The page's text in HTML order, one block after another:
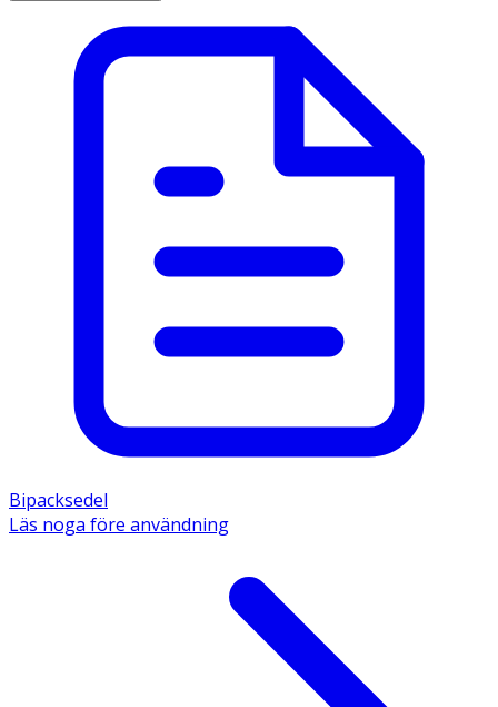
Bipacksedel
Läs noga före användning